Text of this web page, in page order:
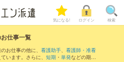
気になる! ログイン 検索
仕事一覧
お仕事の他に、 看護助手、 看護師・准看
います。さらに、 短期 ・ 単発などの期間